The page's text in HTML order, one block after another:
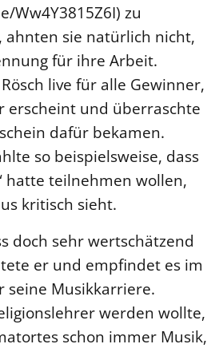
Ww4Y3815Z6I) zu
ahnten sie natürlich nicht,
für ihre Arbeit.
live für alle Gewinner,
erscheint und überraschte
dafür bekamen.
so beispielsweise, dass
hatte teilnehmen wollen,
kritisch sieht.
doch sehr wertschätzend
er und empfindet es im
seine Musikkarriere.
werden wollte,
schon immer Musik,